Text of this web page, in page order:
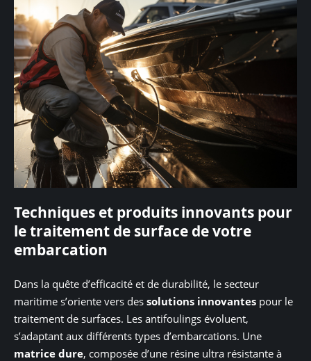
Techniques et produits innovants pour
le traitement de surface de votre
embarcation
Dans la quête d’efficacité et de durabilité, le secteur
maritime s’oriente vers des solutions innovantes pour le
traitement de surfaces. Les antifoulings évoluent,
s’adaptant aux différents types d’embarcations. Une
matrice dure, composée d’une résine ultra résistante à